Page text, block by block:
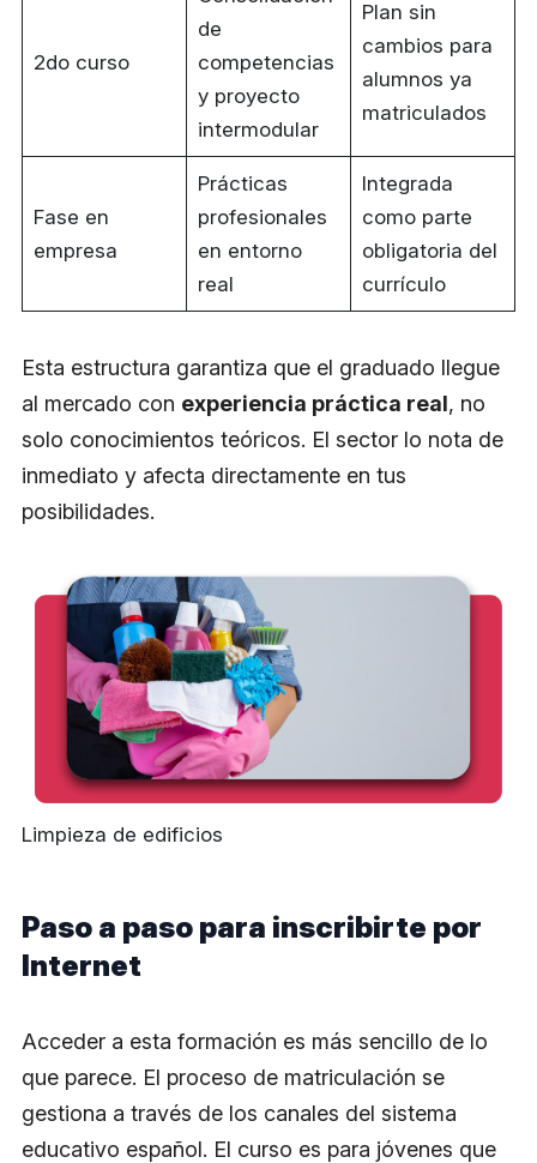
2do curso
de
competencias
y proyecto
intermodular
Plan sin
cambios para
alumnos ya
matriculados
Fase en
empresa
Prácticas
profesionales
en entorno
real
Integrada
como parte
obligatoria del
currículo
Esta estructura garantiza que el graduado llegue
al mercado con experiencia práctica real, no
solo conocimientos teóricos. El sector lo nota de
inmediato y afecta directamente en tus
posibilidades.
Limpieza de edificios
Paso a paso para inscribirte por
Internet
Acceder a esta formación es más sencillo de lo
que parece. El proceso de matriculación se
gestiona a través de los canales del sistema
educativo español. El curso es para jóvenes que